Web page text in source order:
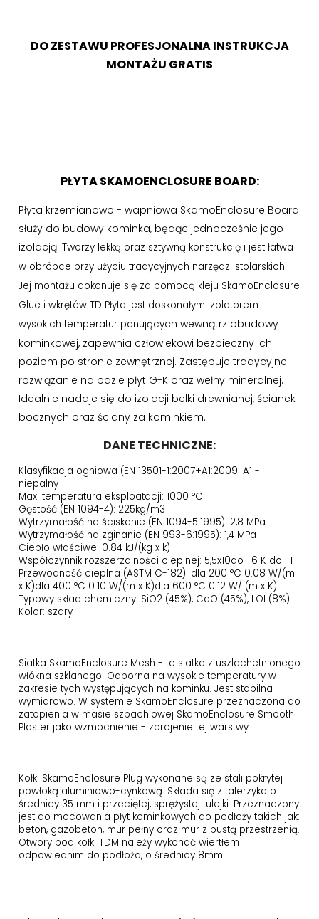
DO ZESTAWU PROFESJONALNA INSTRUKCJA
MONTAŻU GRATIS
PŁYTA SKAMOENCLOSURE BOARD:
Płyta krzemianowo - wapniowa SkamoEnclosure Board
służy do budowy kominka, będąc jednocześnie jego
izolacją. Tworzy lekką oraz sztywną konstrukcję i jest łatwa
w obróbce przy użyciu tradycyjnych narzędzi stolarskich.
Jej montażu dokonuje się za pomocą kleju SkamoEnclosure
Glue i wkrętów TD Płyta jest doskonałym izolatorem
wysokich temperatur panujących wewnątrz obudowy
kominkowej, zapewnia człowiekowi bezpieczny ich
poziom po stronie zewnętrznej. Zastępuje tradycyjne
rozwiązanie na bazie płyt G-K oraz wełny mineralnej.
Idealnie nadaje się do izolacji belki drewnianej, ścianek
bocznych oraz ściany za kominkiem.
DANE TECHNICZNE:
Klasyfikacja ogniowa (EN 13501-1:2007+A1:2009: A1 -
niepalny
Max. temperatura eksploatacji: 1000 °C
Gęstość (EN 1094-4): 225kg/m3
Wytrzymałość na ściskanie (EN 1094-5:1995): 2,8 MPa
Wytrzymałość na zginanie (EN 993-6:1995): 1,4 MPa
Ciepło właściwe: 0.84 kJ/(kg x k)
Współczynnik rozszerzalności cieplnej: 5,5x10do -6 K do -1
Przewodność cieplna (ASTM C-182): dla 200 °C 0.08 W/(m
x K)dla 400 °C 0.10 W/(m x K)dla 600 °C 0.12 W/ (m x K)
Typowy skład chemiczny: SiO2 (45%), CaO (45%), LOI (8%)
Kolor: szary
Siatka SkamoEnclosure Mesh - to siatka z uszlachetnionego
włókna szklanego. Odporna na wysokie temperatury w
zakresie tych występujących na kominku. Jest stabilna
wymiarowo. W systemie SkamoEnclosure przeznaczona do
zatopienia w masie szpachlowej SkamoEnclosure Smooth
Plaster jako wzmocnienie - zbrojenie tej warstwy.
Kołki SkamoEnclosure Plug wykonane są ze stali pokrytej
powłoką aluminiowo-cynkową. Składa się z talerzyka o
średnicy 35 mm i przeciętej, sprężystej tulejki. Przeznaczony
jest do mocowania płyt kominkowych do podłoży takich jak:
beton, gazobeton, mur pełny oraz mur z pustą przestrzenią.
Otwory pod kołki TDM należy wykonać wiertłem
odpowiednim do podłoża, o średnicy 8mm.